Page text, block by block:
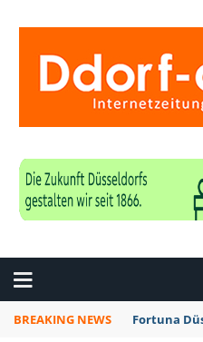
BREAKING NEWS Fortuna